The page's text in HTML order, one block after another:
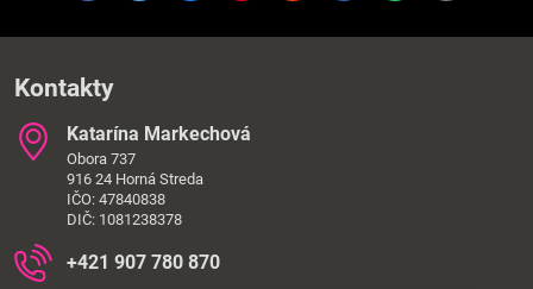
Kontakty
Katarína Markechová
Obora 737
916 24 Horná Streda
IČO: 47840838
DIČ: 1081238378
+421 907 780 870